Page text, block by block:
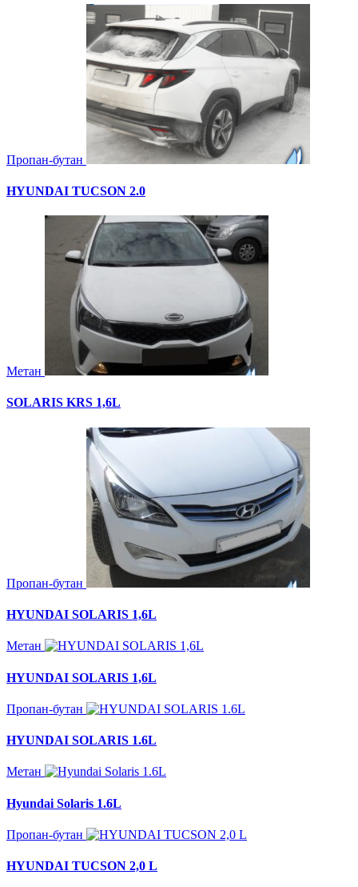
Пропан-бутан
HYUNDAI TUCSON 2.0
Метан
SOLARIS KRS 1,6L
Пропан-бутан
HYUNDAI SOLARIS 1,6L
Метан
HYUNDAI SOLARIS 1,6L
Пропан-бутан
HYUNDAI SOLARIS 1.6L
Метан
Hyundai Solaris 1.6L
Пропан-бутан
HYUNDAI TUCSON 2,0 L